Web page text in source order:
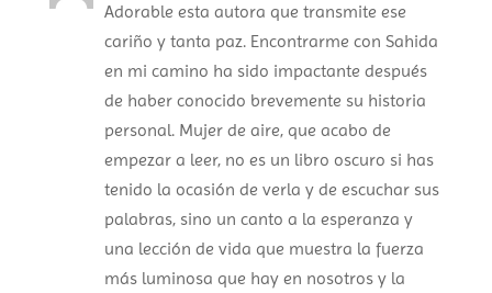
Adorable esta autora que transmite ese
cariño y tanta paz. Encontrarme con Sahida
en mi camino ha sido impactante después
de haber conocido brevemente su historia
personal. Mujer de aire, que acabo de
empezar a leer, no es un libro oscuro si has
tenido la ocasión de verla y de escuchar sus
palabras, sino un canto a la esperanza y
una lección de vida que muestra la fuerza
más luminosa que hay en nosotros y la